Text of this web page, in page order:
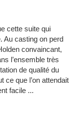
cette suite qui
Au casting on perd
convaincant,
l’ensemble très
de qualité du
ce que l’on attendait
facile ...